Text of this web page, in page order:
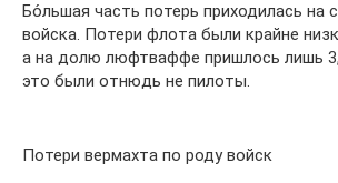
Бо́льшая часть потерь приходилась на
войска. Потери флота были крайне
а на долю люфтваффе пришлось лишь
это были отнюдь не пилоты.
Потери вермахта по роду войск